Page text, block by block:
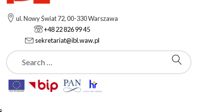
ul. Nowy Świat 72, 00-330 Warszawa
+48 22 826 99 45
sekretariat@ibl.waw.pl
Szukaj
Instytut Badań Literackich Polskiej Akademii Nauk
Contact